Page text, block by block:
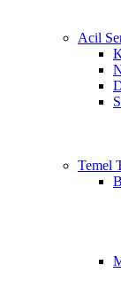
Acil
Temel